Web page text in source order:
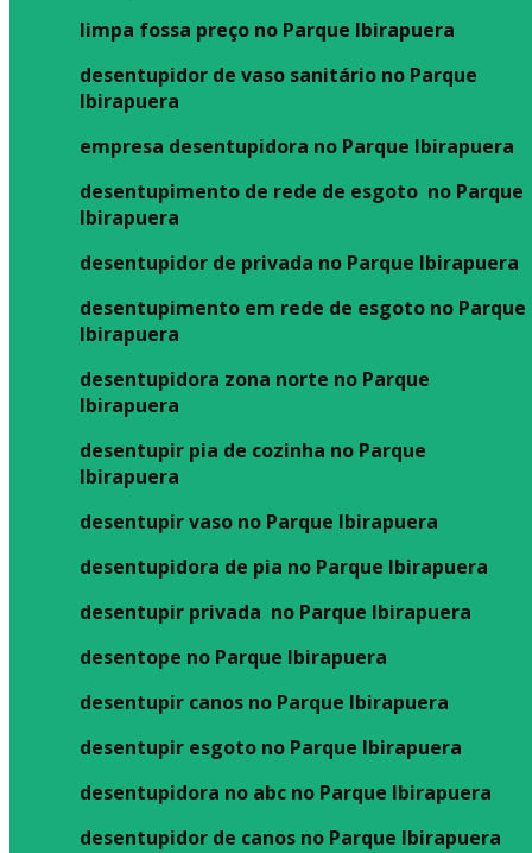
limpa fossa preço no Parque Ibirapuera
desentupidor de vaso sanitário no Parque
Ibirapuera
empresa desentupidora no Parque Ibirapuera
desentupimento de rede de esgoto no Parque
Ibirapuera
desentupidor de privada no Parque Ibirapuera
desentupimento em rede de esgoto no Parque
Ibirapuera
desentupidora zona norte no Parque
Ibirapuera
desentupir pia de cozinha no Parque
Ibirapuera
desentupir vaso no Parque Ibirapuera
desentupidora de pia no Parque Ibirapuera
desentupir privada no Parque Ibirapuera
desentope no Parque Ibirapuera
desentupir canos no Parque Ibirapuera
desentupir esgoto no Parque Ibirapuera
desentupidora no abc no Parque Ibirapuera
desentupidor de canos no Parque Ibirapuera